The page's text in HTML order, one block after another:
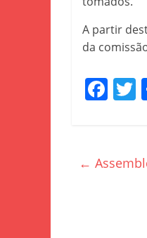
A partir
da
F
a
e
b
←